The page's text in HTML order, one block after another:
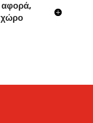
αφορά,
χώρο